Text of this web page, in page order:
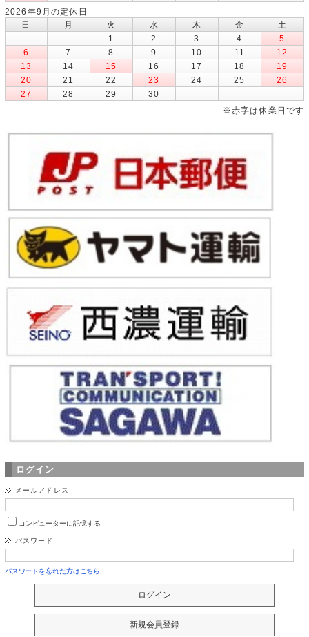
2026年9月の定休日
日
月 火 水 木 金
土
1
2 3 4
5
6
7 8 9 10 11
12
13
14 15 16 17 18
19
20
21 22 23 24 25
26
27
28 29
30
※赤字は休業日です
ログイン
メールアドレス
コンピューターに記憶する
パスワード
パスワードを忘れた方はこちら